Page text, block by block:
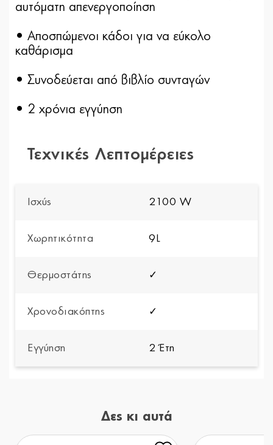
αυτόματη απενεργοποίηση
• Αποσπώμενοι κάδοι για να εύκολο
καθάρισμα
• Συνοδεύεται από βιβλίο συνταγών
• 2 χρόνια εγγύηση
Τεχνικές Λεπτομέρειες
Ισχύς 2100 W
Χωρητικότητα 9L
Θερμοστάτης ✓
Χρονοδιακόπτης ✓
Εγγύηση 2 Έτη
Δες κι αυτά